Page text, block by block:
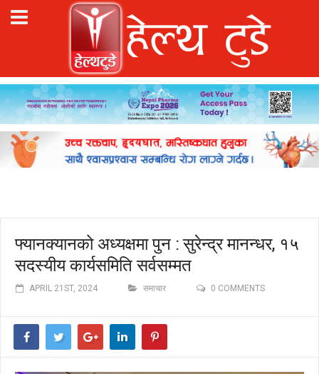
फ्यानक्यानको अध्यक्षमा पुन : सुरेन्द्र मानन्धर, १५
सदस्यीय कार्यसमिति सर्वसम्मत
APRIL 21ST, 2024 समाचार 0 COMMENTS